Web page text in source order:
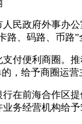
民政府外事办
路、码路、币路
支付便利商圈。
，给予商圈运营
在前海合作区
务经营机构给予